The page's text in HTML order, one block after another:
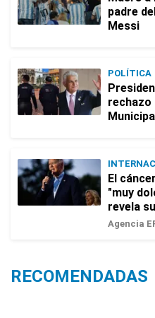
padre
Messi
POLÍTICA
rechazo
El
"muy
revela
Agencia
RECOMENDADAS